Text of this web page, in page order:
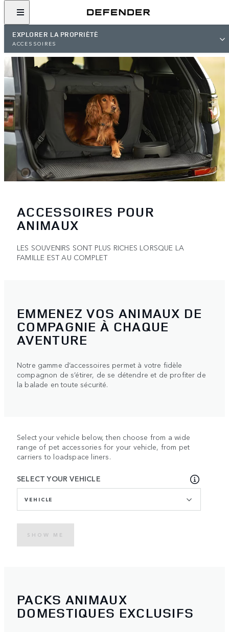
EXPLORER LA PROPRIÉTÉ
ACCESSOIRES
ACCESSOIRES POUR
ANIMAUX
LES SOUVENIRS SONT PLUS RICHES LORSQUE LA
FAMILLE EST AU COMPLET
EMMENEZ VOS ANIMAUX DE
COMPAGNIE À CHAQUE
AVENTURE
Notre gamme d’accessoires permet à votre fidèle
compagnon de s’étirer, de se détendre et de profiter de
la balade en toute sécurité.
Select your vehicle below, then choose from a wide
range of pet accessories for your vehicle, from pet
carriers to loadspace liners.
SELECT YOUR VEHICLE
VEHICLE
SHOW ME
PACKS ANIMAUX
DOMESTIQUES EXCLUSIFS